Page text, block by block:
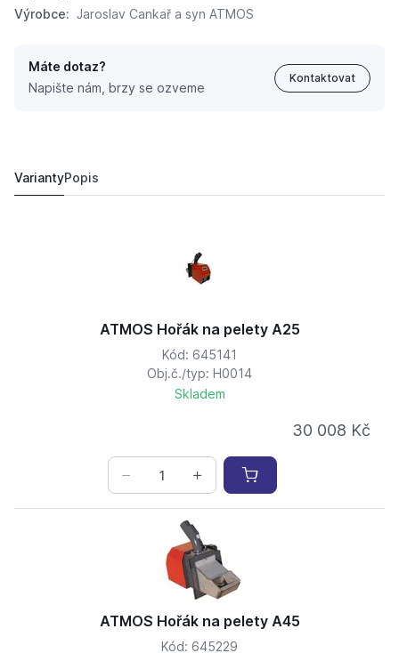
Výrobce: Jaroslav Cankař a syn ATMOS
Máte dotaz?
Napište nám, brzy se ozveme
Kontaktovat
VariantyPopis
ATMOS Hořák na pelety A25
Kód: 645141
Obj.č./typ: H0014
Skladem
30 008 Kč
ATMOS Hořák na pelety A45
Kód: 645229